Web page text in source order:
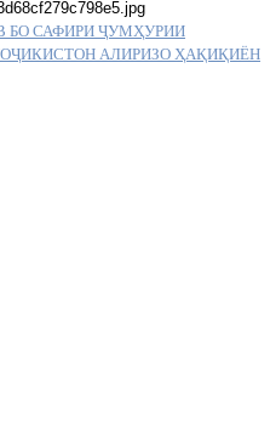
БО САФИРИ ҶУМҲУРИИ
АЛИРИЗО ҲАҚИҚИЁН